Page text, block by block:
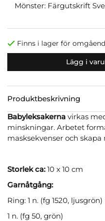
Mönster: Färgutskrift
Finns i lager för
Lägg i
Produktbeskrivning
Babyleksakerna virkas
minskningar. Arbetet
masksekvenser och
Storlek ca:10 x 10 cm
Garnåtgång:
Ring: 1 n. (fg 1520, ljusgrön)
1 n. (fg 50, grön)